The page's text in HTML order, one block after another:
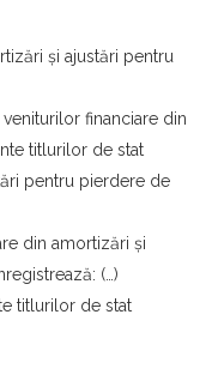
și ajustări pentru
financiare din
titlurilor de stat
pentru pierdere de
din amortizări și
(…)
titlurilor de stat